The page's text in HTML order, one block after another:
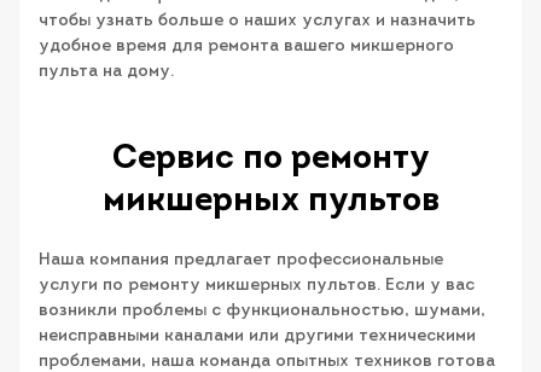
чтобы узнать больше о наших услугах и назначить
удобное время для ремонта вашего микшерного
пульта на дому.
Сервис по ремонту
микшерных пультов
Наша компания предлагает профессиональные
услуги по ремонту микшерных пультов. Если у вас
возникли проблемы с функциональностью, шумами,
неисправными каналами или другими техническими
проблемами, наша команда опытных техников готова